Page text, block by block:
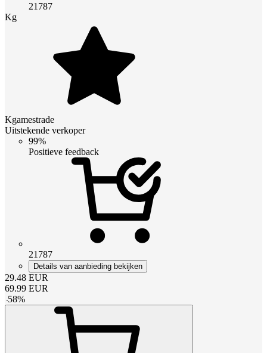
21787
Kg
Kgamestrade
Uitstekende verkoper
99%
Positieve feedback
21787
Details van aanbieding bekijken
29.48 EUR
69.99 EUR
-58%